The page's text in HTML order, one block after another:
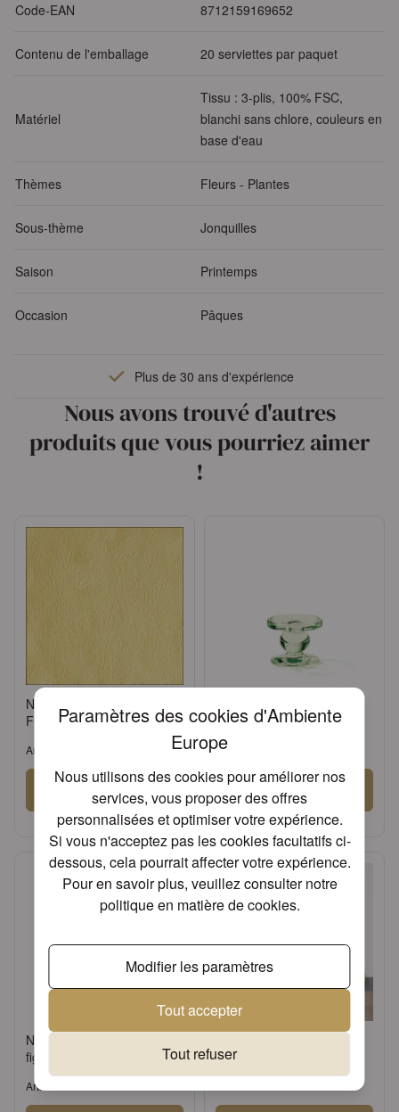
Paramètres des cookies d'Ambiente
Europe
Nous utilisons des cookies pour améliorer nos
services, vous proposer des offres
personnalisées et optimiser votre expérience.
Si vous n'acceptez pas les cookies facultatifs ci-
dessous, cela pourrait affecter votre expérience.
Pour en savoir plus, veuillez consulter notre
politique en matière de cookies.
Modifier les paramètres
Tout accepter
Tout refuser
Code-EAN 8712159169652
Contenu de l'emballage 20 serviettes par paquet
Matériel
Tissu : 3-plis, 100% FSC,
blanchi sans chlore, couleurs en
base d'eau
Thèmes Fleurs - Plantes
Sous-thème Jonquilles
Saison Printemps
Occasion Pâques
Plus de 30 ans d'expérience
Nous avons trouvé d'autres
produits que vous pourriez aimer
!
Napkin 33 Elegance vanilla
FSC Mix
Article: 13311107
Se connecter
Demander un compte
small green
Article: 17134522
Se connecter
ouDemander un compte
Napkin holder Standing
figure cream
Article: 19402445
Table runner 40x150 cm
Uni celadon green